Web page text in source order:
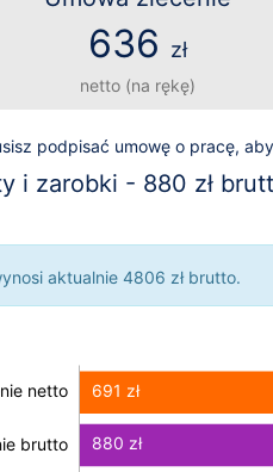
636 zł
netto (na rękę)
podpisać umowę o pracę, aby
i zarobki - 880 zł
aktualnie 4806 zł brutto.
691 zł
880 zł
brutto
netto
brutto